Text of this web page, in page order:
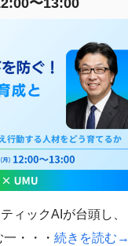
ィックAIが台頭し、
・・・ 続きを読む→